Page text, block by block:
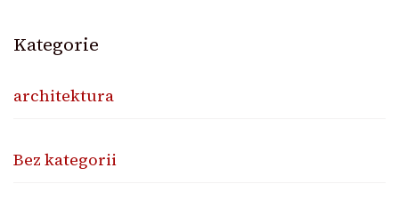
Kategorie
architektura
Bez kategorii